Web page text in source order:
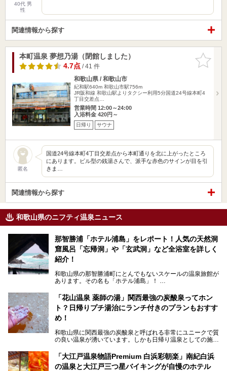
40代 男
性
関連情報から探す
お気に入
りに追加
本町温泉 夢想乃湯（閉館しました）
4.7点/ 41 件
和歌山県 / 和歌山市
紀和駅640m 和歌山市駅756m
JR阪和線 和歌山駅よりタクシー利用5分国道24号線本町4
丁目交差点…
営業時間 12:00～24:00
入浴料金 420円～
日帰り サウナ
匿名
国道24号線本町4丁目交差点から本町通りを北に上がったところ
にあります。ビル型の銭湯さんで、派手な赤色のサインが目を引
きま…
関連情報から探す
和歌山県のニフティ温泉ニュース
那智勝浦「ホテル浦島」をレポート！人気の天然洞
窟風呂「忘帰洞」や「玄武洞」など全浴室を詳しく
紹介！
和歌山県の那智勝浦町にとんでもないスケールの温泉旅館が
あります。その名も「ホテル浦島」！
泉。日本一長いエスカレーターで「本館」と「山上館」を結
び、海を一望する絶景も。
6ヵ所のお風呂のうち5ヵ所までは日帰り入浴も可。可愛ら
しいカメさんの形の送迎船「浦島丸」に乗っていざ、温泉の
湧く竜宮城へ！
───
提供元：那智勝浦町【PR】
この記事は那智勝浦町のPR記事です。
「花山温泉 薬師の湯」関西最強の炭酸泉ってホン
ト？日帰りプチ湯治にランチ付きのプランもおすす
め！
和歌山県に関西最強の炭酸泉と呼ばれる非常にユニークで質
の良い温泉が湧いています。しかも日帰り温泉としての施設
薬師の湯」。朝一番のお風呂にはパリパリシャリシャリと膜
が張って、それを砕きながら入浴できるとか！
「大江戸温泉物語Premium 白浜彩朝楽」南紀白浜
の温泉と大江戸三つ星バイキングが自慢のホテル